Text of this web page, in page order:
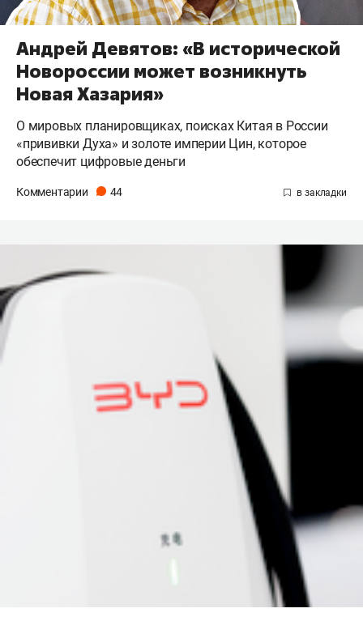
Андрей Девятов: «В исторической
Новороссии может возникнуть
Новая Хазария»
О мировых планировщиках, поисках Китая в России
«прививки Духа» и золоте империи Цин, которое
обеспечит цифровые деньги
Комментарии 44